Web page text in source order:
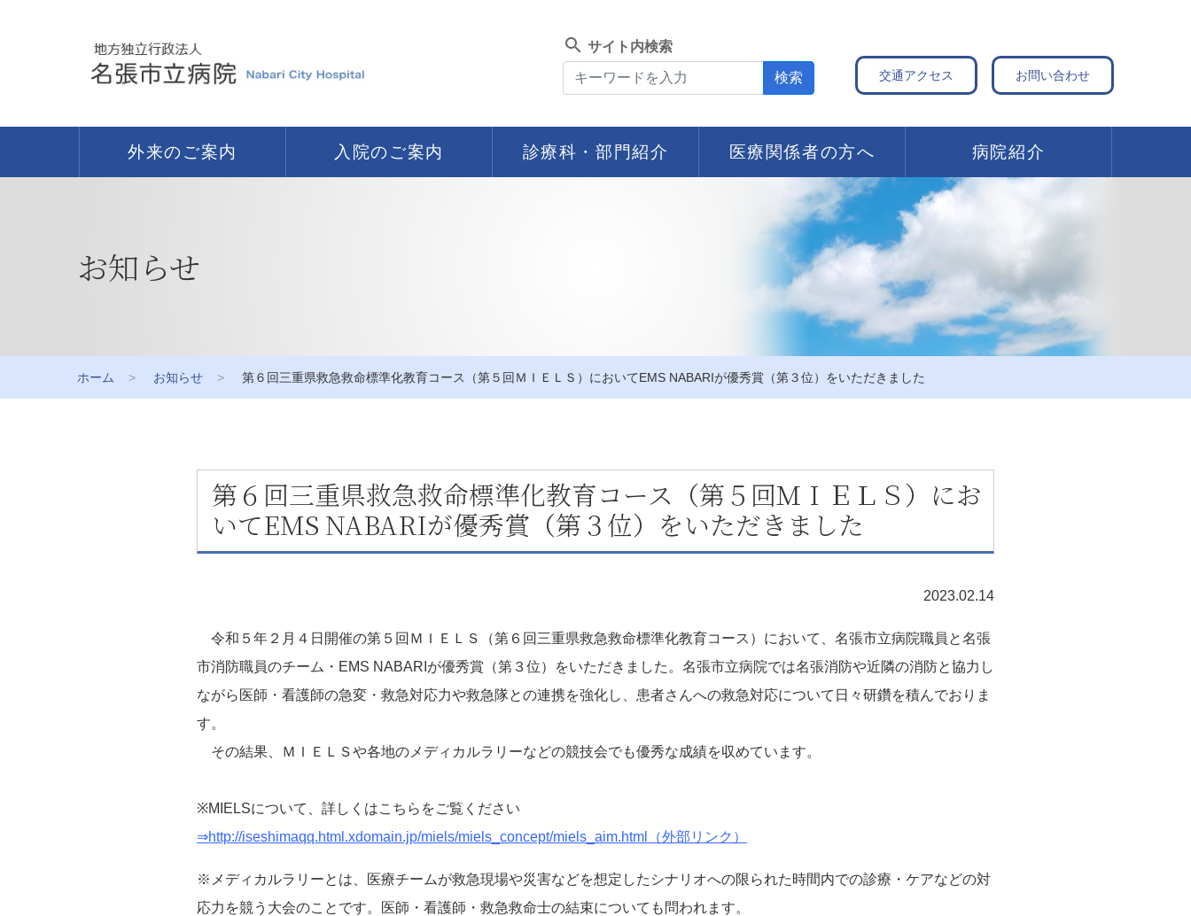
search サイト内検索
検索 交通アクセス お問い合わせ
外来のご案内 入院のご案内 診療科・部門紹介 医療関係者の方へ 病院紹介
お知らせ
ホーム お知らせ 第６回三重県救急救命標準化教育コース（第５回ＭＩＥＬＳ）においてEMS NABARIが優秀賞（第３位）をいただきました
第６回三重県救急救命標準化教育コース（第５回ＭＩＥＬＳ）にお
いてEMS NABARIが優秀賞（第３位）をいただきました
2023.02.14
令和５年２月４日開催の第５回ＭＩＥＬＳ（第６回三重県救急救命標準化教育コース）において、名張市立病院職員と名張
市消防職員のチーム・EMS NABARIが優秀賞（第３位）をいただきました。名張市立病院では名張消防や近隣の消防と協力し
ながら医師・看護師の急変・救急対応力や救急隊との連携を強化し、患者さんへの救急対応について日々研鑽を積んでおりま
す。
その結果、ＭＩＥＬＳや各地のメディカルラリーなどの競技会でも優秀な成績を収めています。
※MIELSについて、詳しくはこちらをご覧ください
⇒http://iseshimaqq.html.xdomain.jp/miels/miels_concept/miels_aim.html（外部リンク）
※メディカルラリーとは、医療チームが救急現場や災害などを想定したシナリオへの限られた時間内での診療・ケアなどの対
応力を競う大会のことです。医師・看護師・救急救命士の結束についても問われます。